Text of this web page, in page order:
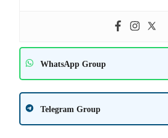
WhatsApp Group
Telegram Group